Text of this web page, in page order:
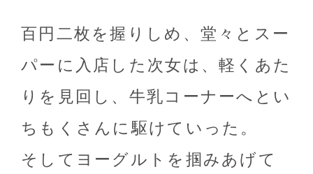
百円二枚を握りしめ、堂々とスー
パーに入店した次女は、軽くあた
りを見回し、牛乳コーナーへとい
ちもくさんに駆けていった。
そしてヨーグルトを掴みあげて